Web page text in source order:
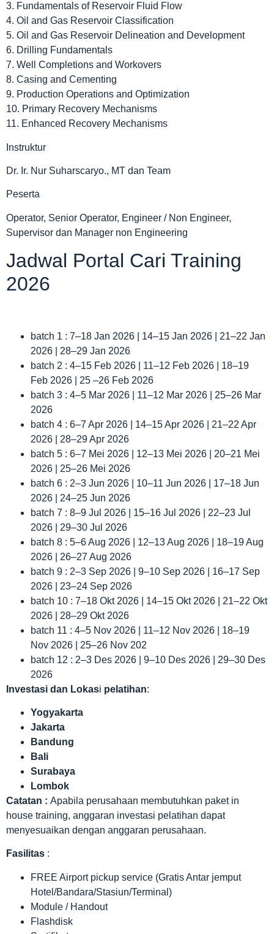
3. Fundamentals of Reservoir Fluid Flow
4. Oil and Gas Reservoir Classification
5. Oil and Gas Reservoir Delineation and Development
6. Drilling Fundamentals
7. Well Completions and Workovers
8. Casing and Cementing
9. Production Operations and Optimization
10. Primary Recovery Mechanisms
11. Enhanced Recovery Mechanisms
Instruktur
Dr. Ir. Nur Suharscaryo., MT dan Team
Peserta
Operator, Senior Operator, Engineer / Non Engineer,
Supervisor dan Manager non Engineering
Jadwal Portal Cari Training
2026
batch 1 : 7–18 Jan 2026 | 14–15 Jan 2026 | 21–22 Jan
2026 | 28–29 Jan 2026
batch 2 : 4–15 Feb 2026 | 11–12 Feb 2026 | 18–19
Feb 2026 | 25 –26 Feb 2026
batch 3 : 4–5 Mar 2026 | 11–12 Mar 2026 | 25–26 Mar
2026
batch 4 : 6–7 Apr 2026 | 14–15 Apr 2026 | 21–22 Apr
2026 | 28–29 Apr 2026
batch 5 : 6–7 Mei 2026 | 12–13 Mei 2026 | 20–21 Mei
2026 | 25–26 Mei 2026
batch 6 : 2–3 Jun 2026 | 10–11 Jun 2026 | 17–18 Jun
2026 | 24–25 Jun 2026
batch 7 : 8–9 Jul 2026 | 15–16 Jul 2026 | 22–23 Jul
2026 | 29–30 Jul 2026
batch 8 : 5–6 Aug 2026 | 12–13 Aug 2026 | 18–19 Aug
2026 | 26–27 Aug 2026
batch 9 : 2–3 Sep 2026 | 9–10 Sep 2026 | 16–17 Sep
2026 | 23–24 Sep 2026
batch 10 : 7–18 Okt 2026 | 14–15 Okt 2026 | 21–22 Okt
2026 | 28–29 Okt 2026
batch 11 : 4–5 Nov 2026 | 11–12 Nov 2026 | 18–19
Nov 2026 | 25–26 Nov 202
batch 12 : 2–3 Des 2026 | 9–10 Des 2026 | 29–30 Des
2026
Investasi dan Lokasi pelatihan:
Yogyakarta
Jakarta
Bandung
Bali
Surabaya
Lombok
Catatan : Apabila perusahaan membutuhkan paket in
house training, anggaran investasi pelatihan dapat
menyesuaikan dengan anggaran perusahaan.
Fasilitas :
FREE Airport pickup service (Gratis Antar jemput
Hotel/Bandara/Stasiun/Terminal)
Module / Handout
Flashdisk